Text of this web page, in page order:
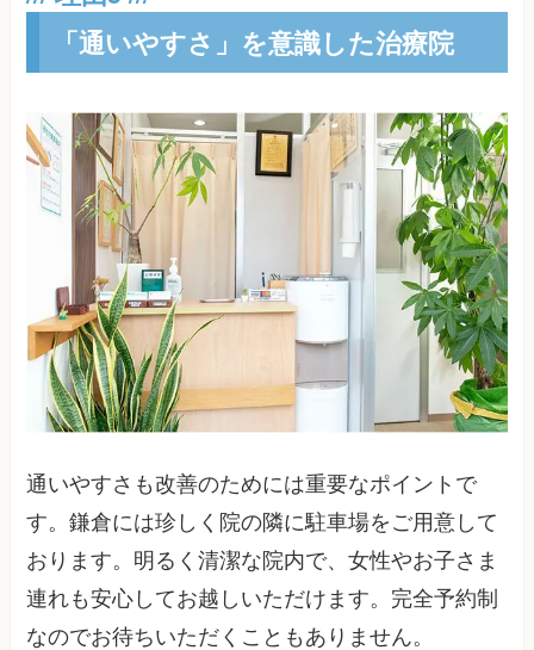
「通いやすさ」を意識した治療院
通いやすさも改善のためには重要なポイントで
す。鎌倉には珍しく院の隣に駐車場をご用意して
おります。明るく清潔な院内で、女性やお子さま
連れも安心してお越しいただけます。完全予約制
なのでお待ちいただくこともありません。